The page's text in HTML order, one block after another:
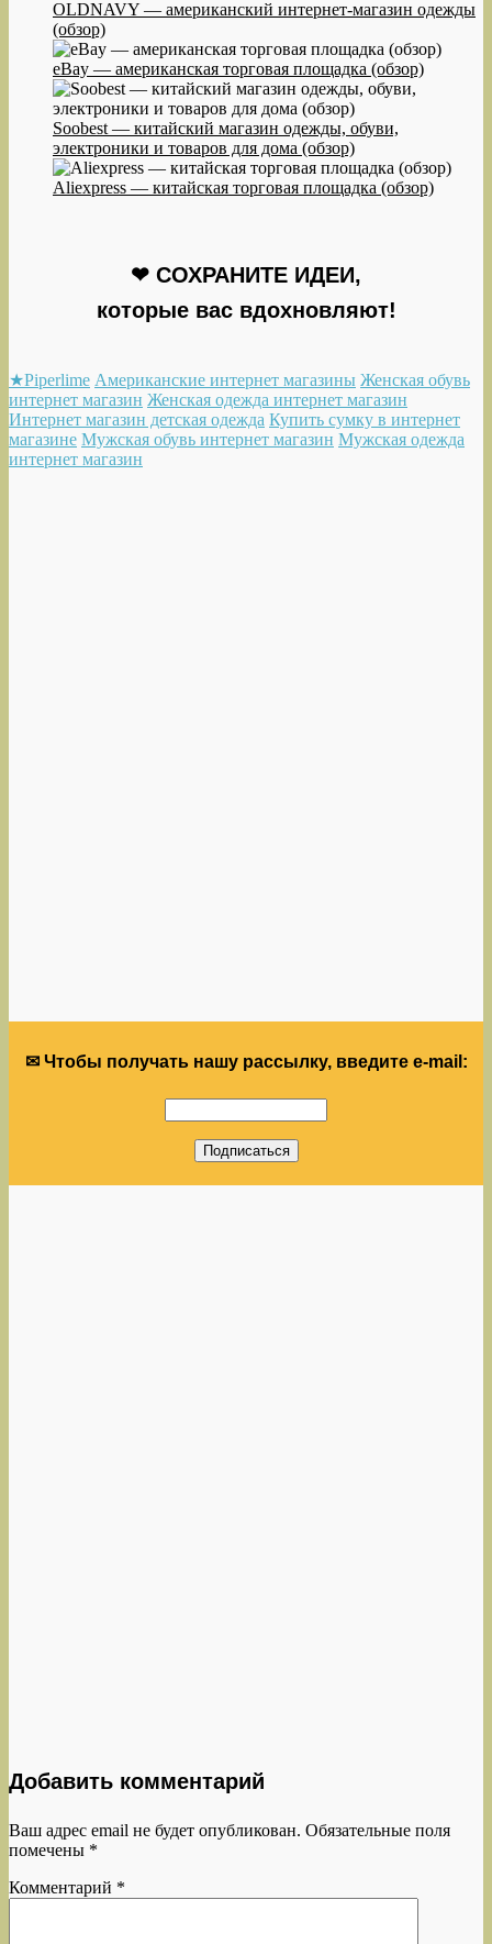
OLDNAVY — американский интернет-магазин одежды
(обзор)
eBay — американская торговая площадка (обзор)
Soobest — китайский магазин одежды, обуви,
электроники и товаров для дома (обзор)
Aliexpress — китайская торговая площадка (обзор)
❤ СОХРАНИТЕ ИДЕИ,
которые вас вдохновляют!
★Piperlime Американские интернет магазины Женская обувь
интернет магазин Женская одежда интернет магазин
Интернет магазин детская одежда Купить сумку в интернет
магазине Мужская обувь интернет магазин Мужская одежда
интернет магазин
✉ Чтобы получать нашу рассылку, введите e-mail:
Добавить комментарий
Ваш адрес email не будет опубликован. Обязательные поля
помечены *
Комментарий *